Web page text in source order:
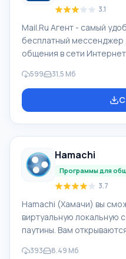
3.1
Mail.Ru Агент - самый
бесплатный мессенджер
общения в сети
месяц обслуживает 21
находятся онлайн
Функционал Mail.Ru
ВКонтакте и
599 31,5 Мб
Hamachi
Программы для
3.7
Hamachi (Хамачи) вы
виртуальную локальную
паутины. Вам
сети, Shared документ.
393 8.49 Мб